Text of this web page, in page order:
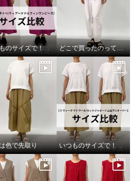
のサイズで！ どこで買ったのって聞いてほしい
色で先取り いつものサイズで！